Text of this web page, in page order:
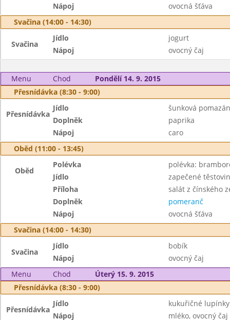
Nápoj
ovocná šťáva
Svačina (14:00 - 14:30)
Svačina
Jídlo
jogurt
Nápoj
ovocný čaj
Menu Chod
Pondělí 14. 9. 2015
Přesnídávka (8:30 - 9:00)
Přesnídávka
Jídlo
šunková
Doplněk
paprika
Nápoj
caro
Oběd (11:00 - 13:45)
Oběd
Polévka
polévka:
Jídlo
zapečené
Příloha
salát z čínského
Doplněk
pomeranč
Nápoj
ovocná šťáva
Svačina (14:00 - 14:30)
Svačina
Jídlo
bobík
Nápoj
ovocný čaj
Menu
Chod
Úterý 15. 9. 2015
Přesnídávka (8:30 - 9:00)
Přesnídávka
Jídlo
kukuřičné lupínky
Nápoj
mléko, ovocný čaj